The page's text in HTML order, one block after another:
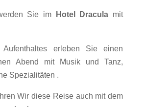
Sie im Hotel Dracula mit
Aufenthaltes erleben Sie einen
Abend mit Musik und Tanz,
Spezialitäten .
Wir diese Reise auch mit dem